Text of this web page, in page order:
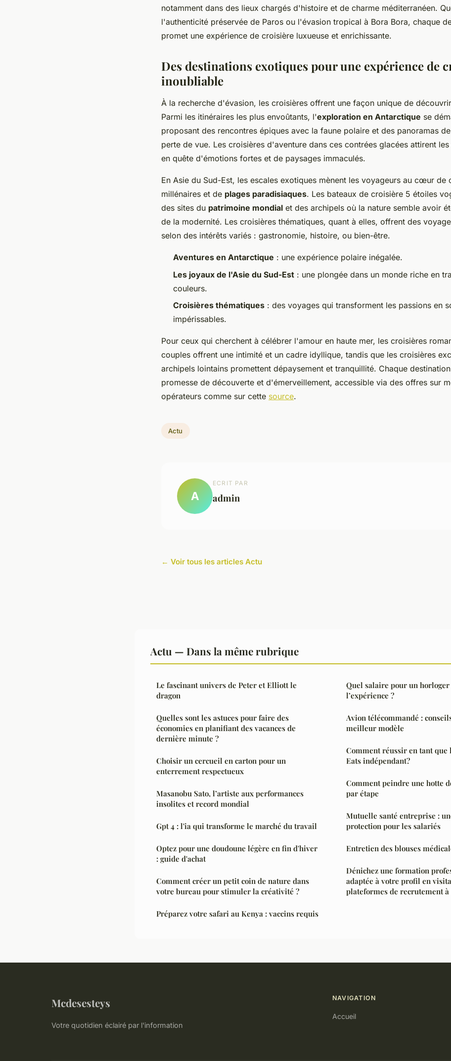
notamment dans des lieux chargés d'histoire et de charme méditerranéen.
l'authenticité préservée de Paros ou l'évasion tropical à Bora Bora, chaque
promet une expérience de croisière luxueuse et enrichissante.
Des destinations exotiques pour une expérience de
inoubliable
À la recherche d'évasion, les croisières offrent une façon unique de
Parmi les itinéraires les plus envoûtants, l'exploration en Antarctique se
proposant des rencontres épiques avec la faune polaire et des panoramas
perte de vue. Les croisières d'aventure dans ces contrées glacées attirent
en quête d'émotions fortes et de paysages immaculés.
En Asie du Sud-Est, les escales exotiques mènent les voyageurs au cœur de
millénaires et de plages paradisiaques. Les bateaux de croisière 5 étoiles
des sites du patrimoine mondial et des archipels où la nature semble avoir
de la modernité. Les croisières thématiques, quant à elles, offrent des
selon des intérêts variés : gastronomie, histoire, ou bien-être.
Aventures en Antarctique : une expérience polaire inégalée.
Les joyaux de l'Asie du Sud-Est : une plongée dans un monde riche en
couleurs.
Croisières thématiques : des voyages qui transforment les passions en
impérissables.
Pour ceux qui cherchent à célébrer l'amour en haute mer, les croisières
couples offrent une intimité et un cadre idyllique, tandis que les croisières
archipels lointains promettent dépaysement et tranquillité. Chaque
promesse de découverte et d'émerveillement, accessible via des offres sur
opérateurs comme sur cette source.
Actu
A
ECRIT PAR
admin
← Voir tous les articles Actu
Actu — Dans la même rubrique
Le fascinant univers de Peter et Elliott le
dragon
Quelles sont les astuces pour faire des
économies en planifiant des vacances de
dernière minute ?
Choisir un cercueil en carton pour un
enterrement respectueux
Masanobu Sato, l’artiste aux performances
insolites et record mondial
Gpt 4 : l'ia qui transforme le marché du travail
Optez pour une doudoune légère en fin d'hiver
: guide d'achat
Comment créer un petit coin de nature dans
votre bureau pour stimuler la créativité ?
Préparez votre safari au Kenya : vaccins requis
Quel salaire pour un horloger
l’expérience ?
Avion télécommandé :
meilleur modèle
Comment réussir en tant
Eats indépendant?
Comment peindre une hotte
par étape
Mutuelle santé entreprise :
protection pour les salariés
Entretien des blouses
Dénichez une formation
adaptée à votre profil en
plateformes de recrutement
Mcdesesteys
Votre quotidien éclairé par l'information
NAVIGATION
Accueil